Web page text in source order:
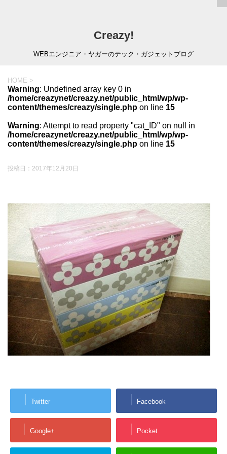
Creazy!
WEBエンジニア・ヤガーのテック・ガジェットブログ
HOME >
Warning: Undefined array key 0 in
/home/creazynet/creazy.net/public_html/wp/wp-
content/themes/creazy/single.php on line 15
Warning: Attempt to read property "cat_ID" on null in
/home/creazynet/creazy.net/public_html/wp/wp-
content/themes/creazy/single.php on line 15
投稿日： 2017年12月20日
Twitter Facebook
Google+ Pocket